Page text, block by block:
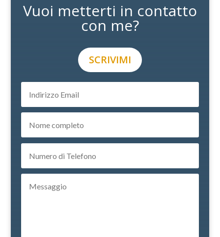
Vuoi metterti in contatto
con me?
SCRIVIMI